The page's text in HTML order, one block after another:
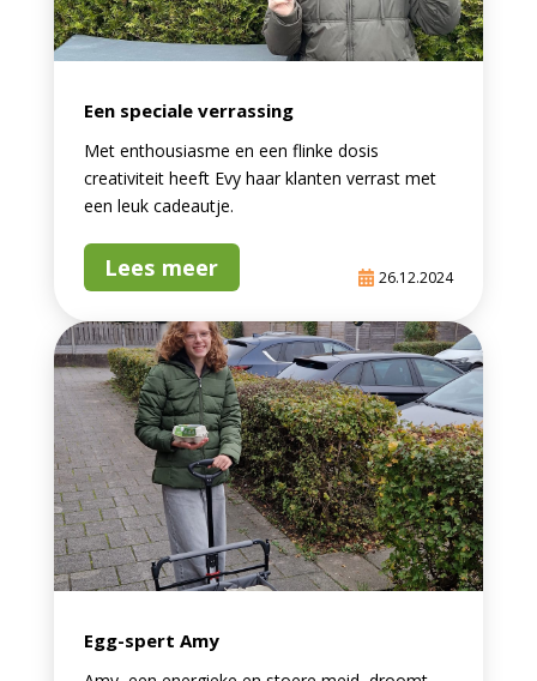
Een speciale verrassing
Met enthousiasme en een flinke dosis
creativiteit heeft Evy haar klanten verrast met
een leuk cadeautje.
Lees meer 26.12.2024
Egg-spert Amy